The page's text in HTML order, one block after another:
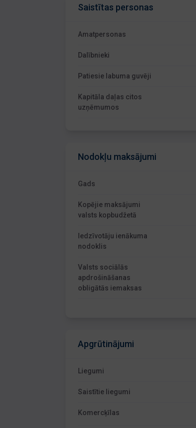
Saistītas personas
Amatpersonas
Dalībnieki
Patiesie labuma guvēji
Kapitāla daļas citos
uzņēmumos
Nodokļu maksājumi
Gads
Kopējie maksājumi
valsts kopbudžetā
Iedzīvotāju ienākuma
nodoklis
Valsts sociālās
apdrošināšanas
obligātās iemaksas
Apgrūtinājumi
Liegumi
Saistītie liegumi
Komercķīlas